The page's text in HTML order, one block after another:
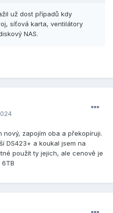
už dost případů kdy
síťová karta, ventilátory
NAS.
nový, zapojím oba a překopíruji.
DS423+ a koukal jsem na
použít ty jejich, ale cenově je